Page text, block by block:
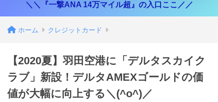
＼＼『一撃ANA 14万マイル超』の入口ここ／／
ホーム クレジットカード
【2020夏】羽田空港に「デルタスカイク
ラブ」新設！デルタAMEXゴールドの価
値が大幅に向上する＼(^o^)／